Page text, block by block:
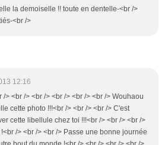
la demoiselle !! toute en dentelle-<br />
<br />
12:16
<br /> <br /> <br /> <br /> <br /> Wouhaou
cette photo !!!<br /> <br /> <br /> C'est
cette libellule chez toi !!!<br /> <br /> <br />
/> <br /> <br /> Passe une bonne journée